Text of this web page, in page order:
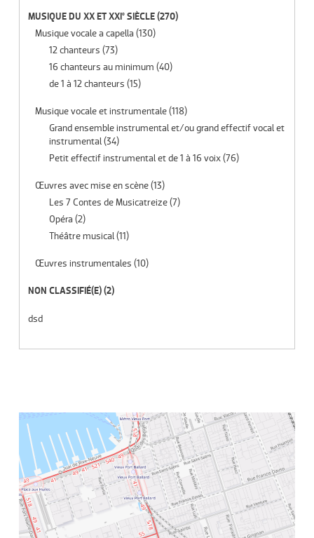
MUSIQUE DU XX ET XXI° SIÈCLE(270)
Musique vocale a capella (130)
12 chanteurs (73)
16 chanteurs au minimum (40)
de 1 à 12 chanteurs (15)
Musique vocale et instrumentale(118)
Grand ensemble instrumental et/ou grand effectif vocal et
instrumental(34)
Petit effectif instrumental et de 1 à 16 voix(76)
Œuvres avec mise en scène(13)
Les 7 Contes de Musicatreize(7)
Opéra (2)
Théâtre musical(11)
Œuvres instrumentales (10)
NON CLASSIFIÉ(E)(2)
dsd